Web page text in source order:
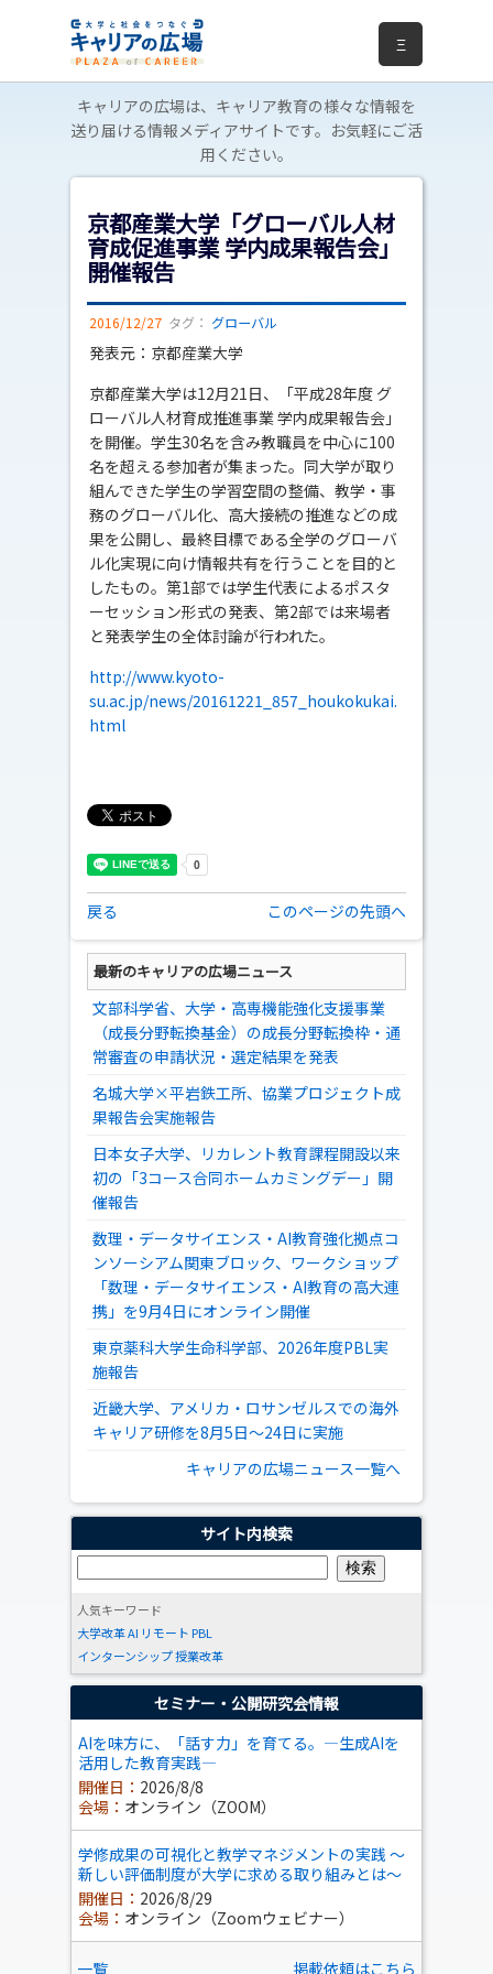
Ξ
キャリアの広場は、キャリア教育の様々な情報を
送り届ける情報メディアサイトです。お気軽にご活
用ください。
京都産業大学「グローバル人材
育成促進事業 学内成果報告会」
開催報告
2016/12/27 タグ： グローバル
発表元：京都産業大学
京都産業大学は12月21日、「平成28年度 グ
ローバル人材育成推進事業 学内成果報告会」
を開催。学生30名を含み教職員を中心に100
名を超える参加者が集まった。同大学が取り
組んできた学生の学習空間の整備、教学・事
務のグローバル化、高大接続の推進などの成
果を公開し、最終目標である全学のグローバ
ル化実現に向け情報共有を行うことを目的と
したもの。第1部では学生代表によるポスタ
ーセッション形式の発表、第2部では来場者
と発表学生の全体討論が行われた。
http://www.kyoto-
su.ac.jp/news/20161221_857_houkokukai.
html
戻る このページの先頭へ
最新のキャリアの広場ニュース
文部科学省、大学・高専機能強化支援事業
（成長分野転換基金）の成長分野転換枠・通
常審査の申請状況・選定結果を発表
名城大学×平岩鉄工所、協業プロジェクト成
果報告会実施報告
日本女子大学、リカレント教育課程開設以来
初の「3コース合同ホームカミングデー」開
催報告
数理・データサイエンス・AI教育強化拠点コ
ンソーシアム関東ブロック、ワークショップ
「数理・データサイエンス・AI教育の高大連
携」を9月4日にオンライン開催
東京薬科大学生命科学部、2026年度PBL実
施報告
近畿大学、アメリカ・ロサンゼルスでの海外
キャリア研修を8月5日～24日に実施
キャリアの広場ニュース一覧へ
サイト内検索
人気キーワード
大学改革AI リモート PBL
インターンシップ授業改革
セミナー・公開研究会情報
AIを味方に、「話す力」を育てる。―生成AIを
活用した教育実践―
開催日： 2026/8/8
会場： オンライン（ZOOM）
学修成果の可視化と教学マネジメントの実践 ～
新しい評価制度が大学に求める取り組みとは～
開催日： 2026/8/29
会場： オンライン（Zoomウェビナー）
一覧 掲載依頼はこちら